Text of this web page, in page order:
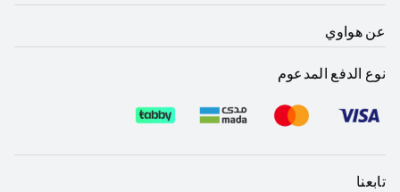
عن هواوي
نوع الدفع المدعوم
تابعنا